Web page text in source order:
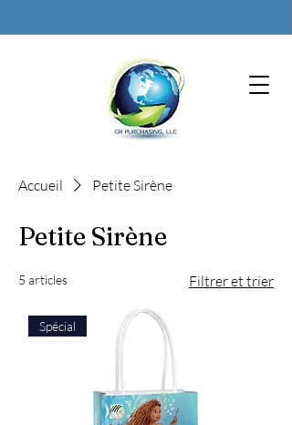
Accueil Petite Sirène
Petite Sirène
5 articles Filtrer et trier
Spécial